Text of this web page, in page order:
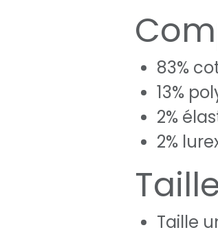
83%
13%
2%
2%
Taille